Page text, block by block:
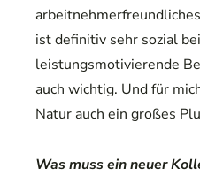
ist definitiv sehr sozial
leistungsmotivierende
auch wichtig. Und für
Natur auch ein großes
Was muss ein neuer